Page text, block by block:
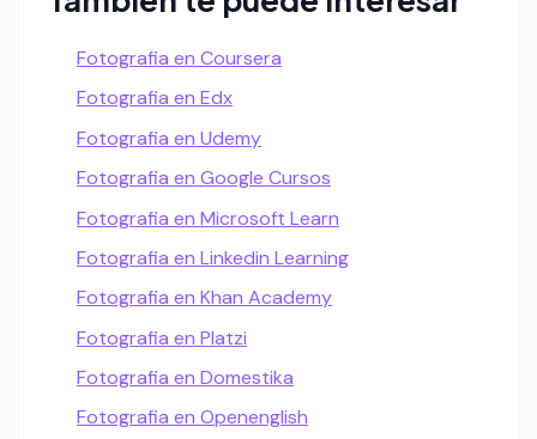
Fotografia en Coursera
Fotografia en Edx
Fotografia en Udemy
Fotografia en Google Cursos
Fotografia en Microsoft Learn
Fotografia en Linkedin Learning
Fotografia en Khan Academy
Fotografia en Platzi
Fotografia en Domestika
Fotografia en Openenglish